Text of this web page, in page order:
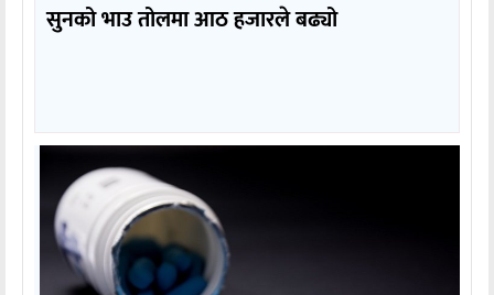
सुनको भाउ तोलमा आठ हजारले बढ्यो